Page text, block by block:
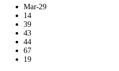
Mar-29
14
39
43
44
67
19